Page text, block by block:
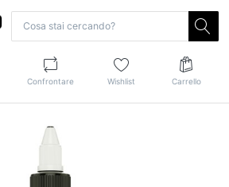
Confrontare Wishlist Carrello